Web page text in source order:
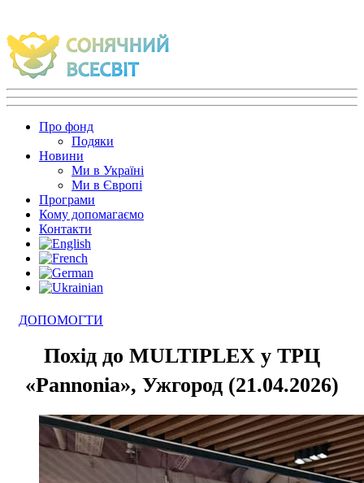
Про фонд
Подяки
Новини
Ми в Україні
Ми в Європі
Програми
Кому допомагаємо
Контакти
ДОПОМОГТИ
Похід до MULTIPLEX у ТРЦ
«Pannonia», Ужгород (21.04.2026)